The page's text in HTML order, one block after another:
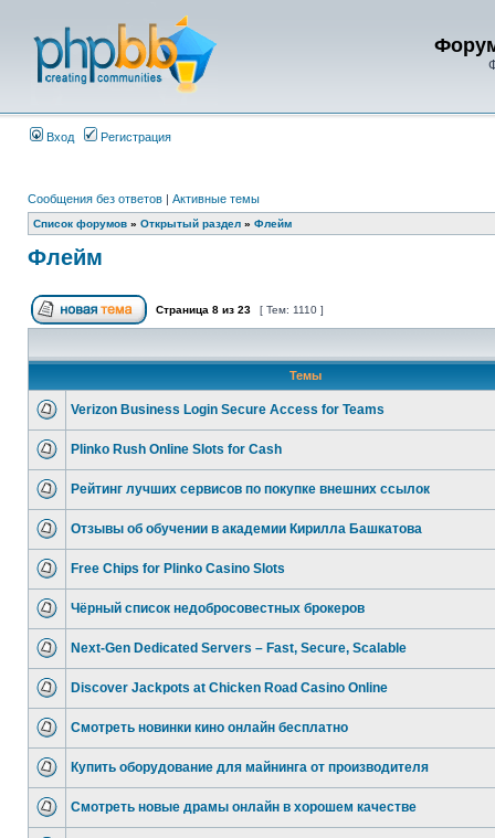
Вход Регистрация
Сообщения без ответов | Активные темы
Список форумов » Открытый раздел » Флейм
Флейм
Страница 8 из 23 [ Тем: 1110 ]
Темы
Verizon Business Login Secure Access for Teams
Plinko Rush Online Slots for Cash
Рейтинг лучших сервисов по покупке внешних ссылок
Отзывы об обучении в академии Кирилла Башкатова
Free Chips for Plinko Casino Slots
Чёрный список недобросовестных брокеров
Next-Gen Dedicated Servers – Fast, Secure, Scalable
Discover Jackpots at Chicken Road Casino Online
Смотреть новинки кино онлайн бесплатно
Купить оборудование для майнинга от производителя
Смотреть новые драмы онлайн в хорошем качестве